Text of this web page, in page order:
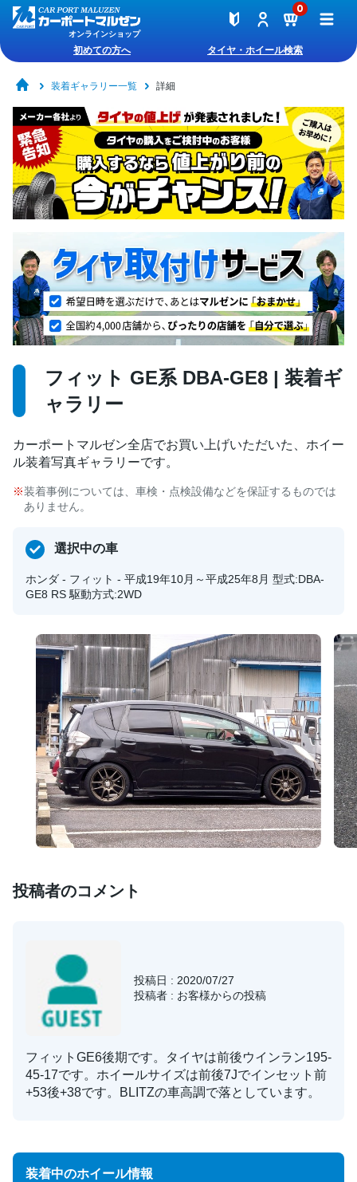
オンラインショップ
0
初めての方へ タイヤ・ホイール検索
装着ギャラリー一覧 詳細
フィット GE系 DBA-GE8 | 装着ギ
ャラリー
カーポートマルゼン全店でお買い上げいただいた、ホイー
ル装着写真ギャラリーです。
装着事例については、車検・点検設備などを保証するものでは
ありません。
選択中の車
ホンダ - フィット - 平成19年10月～平成25年8月 型式:DBA-
GE8 RS 駆動方式:2WD
投稿者のコメント
投稿日 : 2020/07/27
投稿者 : お客様からの投稿
フィットGE6後期です。タイヤは前後ウインラン195-
45-17です。ホイールサイズは前後7Jでインセット前
+53後+38です。BLITZの車高調で落としています。
装着中のホイール情報